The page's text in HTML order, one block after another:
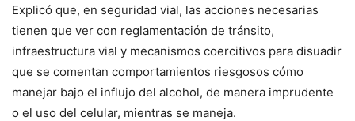
Explicó que, en seguridad vial, las acciones necesarias
tienen que ver con reglamentación de tránsito,
infraestructura vial y mecanismos coercitivos para disuadir
que se comentan comportamientos riesgosos cómo
manejar bajo el influjo del alcohol, de manera imprudente
o el uso del celular, mientras se maneja.